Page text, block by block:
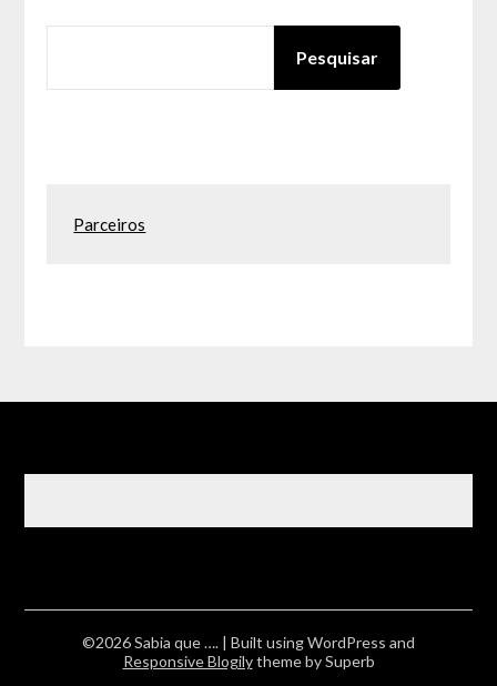
Pesquisar
Parceiros
©2026 Sabia que …. | Built using WordPress and
Responsive Blogilytheme by Superb